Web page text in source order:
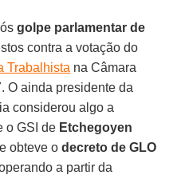
golpe parlamentar de
contra a votação do
Trabalhista na Câmara
O ainda presidente da
considerou algo a
o GSI de Etchegoyen
obteve odecreto de GLO
a partir da